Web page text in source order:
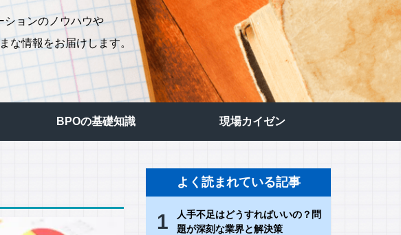
ビス
社内ヘルプデスク
RPAサービス
AIテキスト分類
ションのノウハウや
な情報をお届けします。
BPOの基礎知識 現場カイゼン
よく読まれている記事
1
人手不足はどうすればいいの？問
題が深刻な業界と解決策